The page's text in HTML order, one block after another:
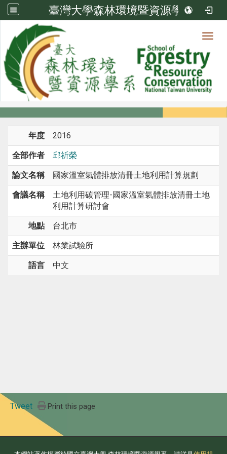
臺灣大學森林環境暨資源學系
系所成員
系所成員
年度 2016
全部作者 邱祈榮
論文名稱 國家溫室氣體排放清冊土地利用計算規劃
會議名稱
土地利用碳管理-國家溫室氣體排放清冊土地
利用計算研討會
地點 台北市
主辦單位 林業試驗所
語言 中文
Tweet Print this page